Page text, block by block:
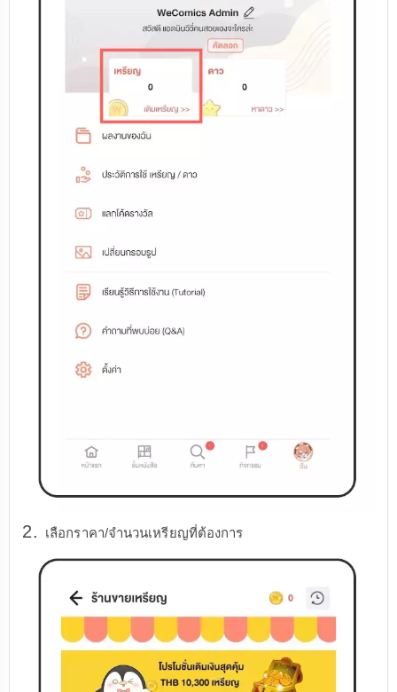
2. เลือกราคา/จำนวนเหรียญที่ต้องการ